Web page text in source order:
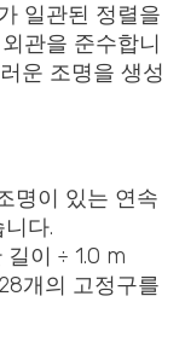
일관된 정렬을
관을 준수합니
운 조명을 생성
명이 있는 연속
다.
이 ÷ 1.0 m
개의 고정구를